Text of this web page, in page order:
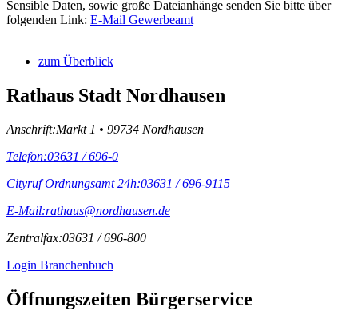
Sensible Daten, sowie große Dateianhänge senden Sie bitte über
folgenden Link: E-Mail Gewerbeamt
zum Überblick
Rathaus Stadt Nordhausen
Anschrift:Markt 1 • 99734 Nordhausen
Telefon:03631 / 696-0
Cityruf Ordnungsamt 24h:03631 / 696-9115
E-Mail:rathaus@nordhausen.de
Zentralfax:03631 / 696-800
Login Branchenbuch
Öffnungs­zeiten Bürgerservice